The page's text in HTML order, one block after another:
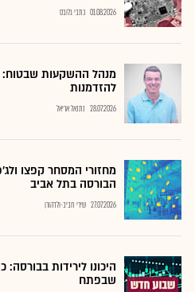
01.08.2026 כתבי גלובס
מנהל ההשקעות
להזדמנות
28.07.2026 נתנאל אריאל
מחזורי המסחר קפצו
הבורסה בתל אביב
27.07.2026 שירי חביב-ולדהורן
היכונו לירידות
שבפתח